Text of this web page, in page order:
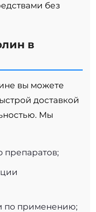
без
в
вы можете
доставкой
Мы
препаратов;
по применению;